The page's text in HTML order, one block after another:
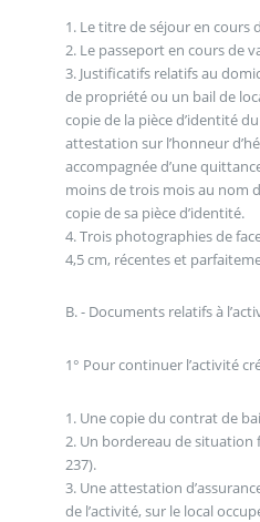
1. Le titre de séjour en cours
2. Le passeport en cours de
3. Justificatifs relatifs au
de propriété ou un bail de
copie de la pièce d’identité
attestation sur l’honneur
accompagnée d’une
moins de trois mois au nom
copie de sa pièce d’identité.
4. Trois photographies de
4,5 cm, récentes et
B. - Documents relatifs à
1° Pour continuer l’activité
1. Une copie du contrat de
2. Un bordereau de situation
237).
3. Une attestation
de l’activité, sur le local